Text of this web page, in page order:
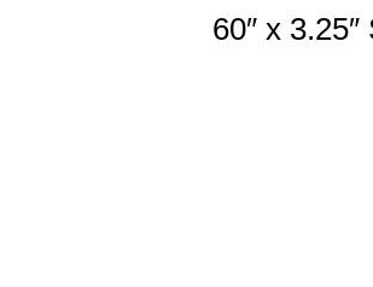
60″ x